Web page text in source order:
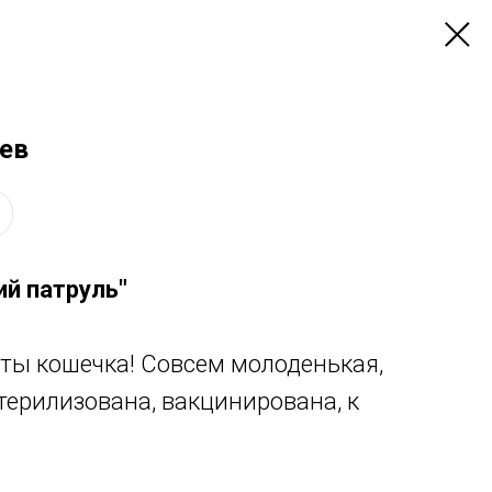
патруль"
кошечка! Совсем молоденькая,
вакцинирована, к